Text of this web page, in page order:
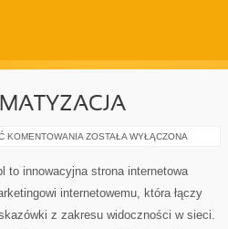
KOMENTOWANIA E-
AUTOMATYZACJA
ZOSTAŁA WYŁĄCZONA
to innowacyjna strona internetowa
internetowemu, która łączy
z zakresu widoczności w sieci.